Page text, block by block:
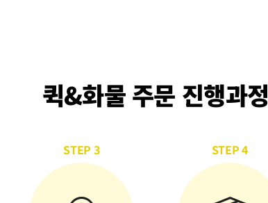
퀵&화물 주문 진행과정
STEP 3 STEP 4